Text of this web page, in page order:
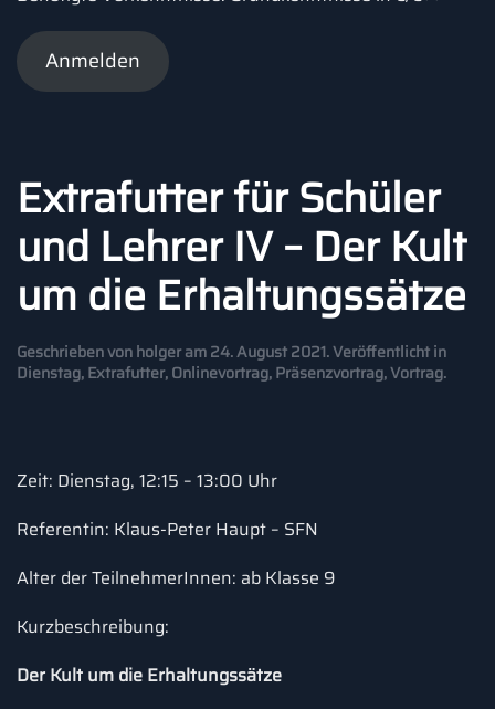
Anmelden
Extrafutter für Schüler
und Lehrer IV – Der Kult
um die Erhaltungssätze
Geschrieben vonholgeram24. August 2021. Veröffentlicht in
Dienstag,Extrafutter,Onlinevortrag,Präsenzvortrag,Vortrag.
Zeit: Dienstag, 12:15 – 13:00 Uhr
Referentin: Klaus-Peter Haupt – SFN
Alter der TeilnehmerInnen: ab Klasse 9
Kurzbeschreibung:
Der Kult um die Erhaltungssätze